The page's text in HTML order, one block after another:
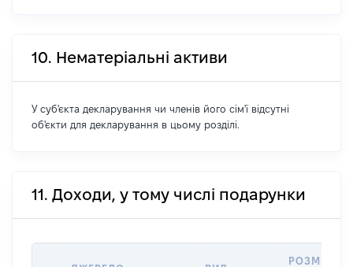
10. Нематеріальні активи
У суб'єкта декларування чи членів його сім'ї відсутні
об'єкти для декларування в цьому розділі.
11. Доходи, у тому числі подарунки
РОЗМІР